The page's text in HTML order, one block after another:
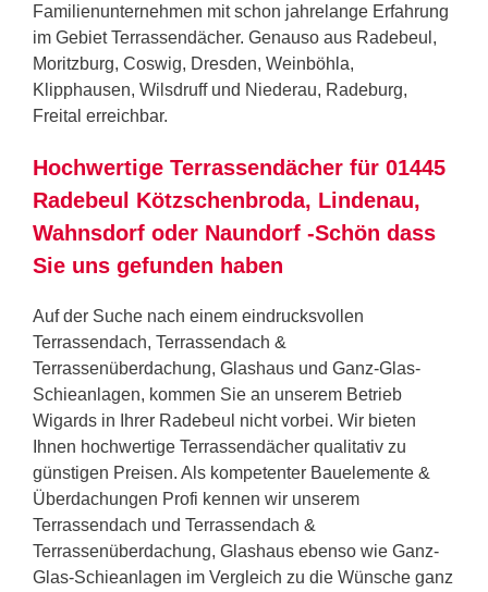
Familienunternehmen mit schon jahrelange Erfahrung
im Gebiet Terrassendächer. Genauso aus Radebeul,
Moritzburg, Coswig, Dresden, Weinböhla,
Klipphausen, Wilsdruff und Niederau, Radeburg,
Freital erreichbar.
Hochwertige Terrassendächer für 01445
Radebeul Kötzschenbroda, Lindenau,
Wahnsdorf oder Naundorf -Schön dass
Sie uns gefunden haben
Auf der Suche nach einem eindrucksvollen
Terrassendach, Terrassendach &
Terrassenüberdachung, Glashaus und Ganz-Glas-
Schieanlagen, kommen Sie an unserem Betrieb
Wigards in Ihrer Radebeul nicht vorbei. Wir bieten
Ihnen hochwertige Terrassendächer qualitativ zu
günstigen Preisen. Als kompetenter Bauelemente &
Überdachungen Profi kennen wir unserem
Terrassendach und Terrassendach &
Terrassenüberdachung, Glashaus ebenso wie Ganz-
Glas-Schieanlagen im Vergleich zu die Wünsche ganz